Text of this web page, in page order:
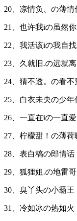
20、凉情负、の薄情
21、也许我iの虽然
22、我活该iの我自
23、久就旧.の远就
24、猜不透。の看不
25、白衣未央の少年
26、一直在iの一直
27、柠檬甜！の薄荷
28、表白稿の郎情话
29、狐狸姐.の地雷
30、臭丫头の小霸王
31、冷如冰の热如火